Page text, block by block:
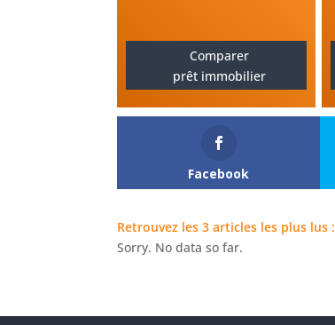
Comparer
prêt immobilier
Facebook
Retrouvez les 3 articles les plus lus :
Sorry. No data so far.